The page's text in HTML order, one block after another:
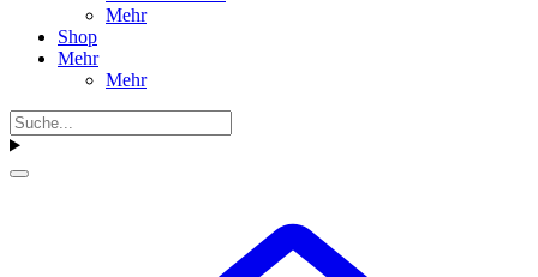
Mehr
Shop
Mehr
Mehr